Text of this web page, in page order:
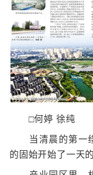
□何婷 徐纯
当清晨的第一
的固始开始了一天的